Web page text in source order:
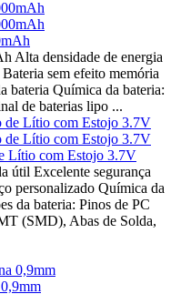
Alta densidade de energia
sem efeito memória
bateria Química da bateria:
de baterias lipo ...
Lítio com Estojo 3.7V
útil Excelente segurança
personalizado Química da
da bateria: Pinos de PC
(SMD), Abas de Solda,